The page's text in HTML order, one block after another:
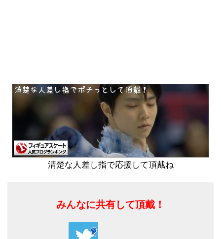
清楚な人差し指で応援して頂戴ね
みんなに共有して頂戴！